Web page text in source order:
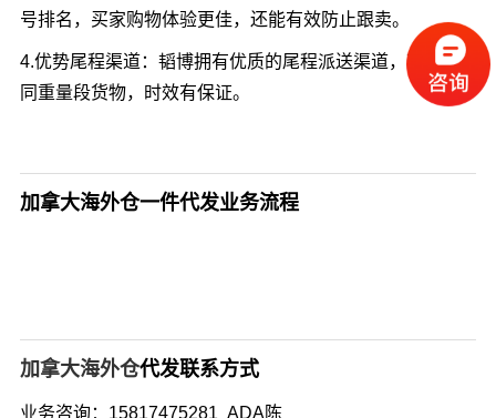
号排名，买家购物体验更佳，还能有效防止跟卖。
4.优势尾程渠道：韬博拥有优质的尾程派送渠道，可发不
同重量段货物，时效有保证。
加拿大海外仓一件代发业务流程
加拿大海外仓代发联系方式
业务咨询：15817475281 ADA陈